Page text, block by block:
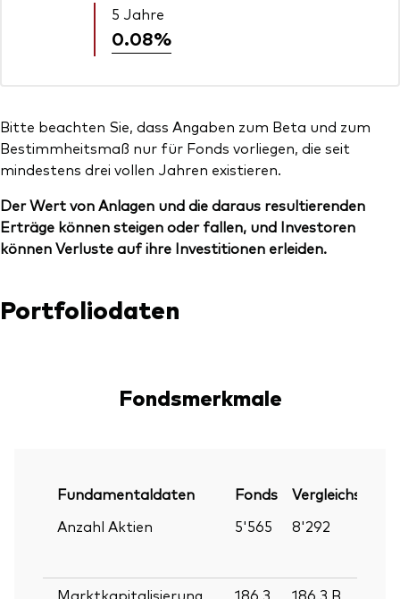
5 Jahre
0.08%
Bitte beachten Sie, dass Angaben zum Beta und zum
Bestimmheitsmaß nur für Fonds vorliegen, die seit
mindestens drei vollen Jahren existieren.
Der Wert von Anlagen und die daraus resultierenden
Erträge können steigen oder fallen, und Investoren
können Verluste auf ihre Investitionen erleiden.
Portfoliodaten
Fondsmerkmale
Fundamentaldaten Fonds
Vergleichsindex
Anzahl Aktien
5'565 8'292
Marktkapitalisierung
186.3
186.3 B